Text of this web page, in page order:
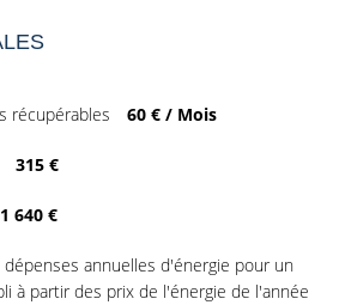
récupérables 60 € / Mois
315 €
1 640 €
annuelles d'énergie pour un
à partir des prix de l'énergie de l'année